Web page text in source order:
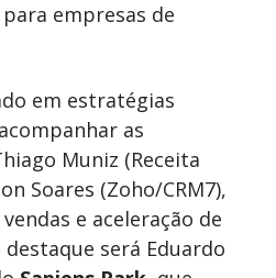
empresas de
em estratégias
as
Muniz (Receita
Soares (Zoho/CRM7),
e aceleração de
será Eduardo